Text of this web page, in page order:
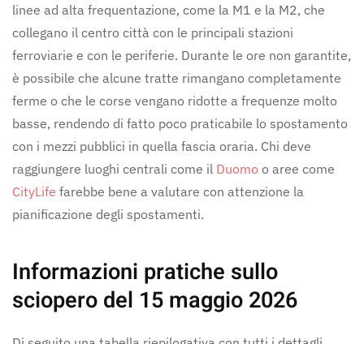
linee ad alta frequentazione, come la M1 e la M2, che
collegano il centro città con le principali stazioni
ferroviarie e con le periferie. Durante le ore non garantite,
è possibile che alcune tratte rimangano completamente
ferme o che le corse vengano ridotte a frequenze molto
basse, rendendo di fatto poco praticabile lo spostamento
con i mezzi pubblici in quella fascia oraria. Chi deve
raggiungere luoghi centrali come il Duomo o aree come
CityLife farebbe bene a valutare con attenzione la
pianificazione degli spostamenti.
Informazioni pratiche sullo
sciopero del 15 maggio 2026